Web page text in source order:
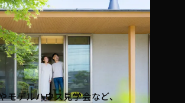
モデルハウス見学会など、